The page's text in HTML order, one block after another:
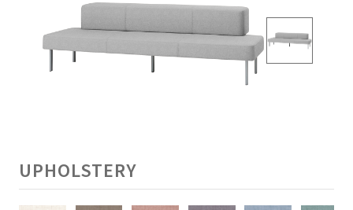
UPHOLSTERY